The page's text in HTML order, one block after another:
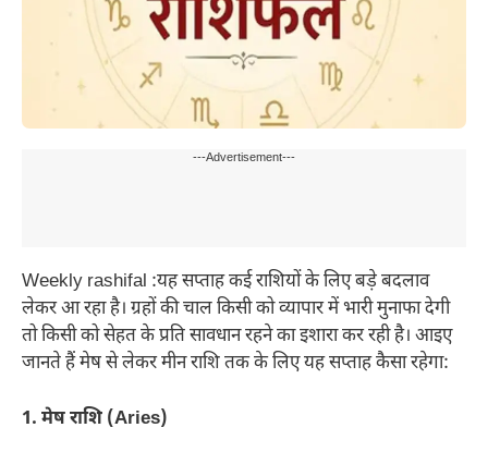
---Advertisement---
Weekly rashifal :यह सप्ताह कई राशियों के लिए बड़े बदलाव
लेकर आ रहा है। ग्रहों की चाल किसी को व्यापार में भारी मुनाफा देगी
तो किसी को सेहत के प्रति सावधान रहने का इशारा कर रही है। आइए
जानते हैं मेष से लेकर मीन राशि तक के लिए यह सप्ताह कैसा रहेगा:
1. मेष राशि (Aries)